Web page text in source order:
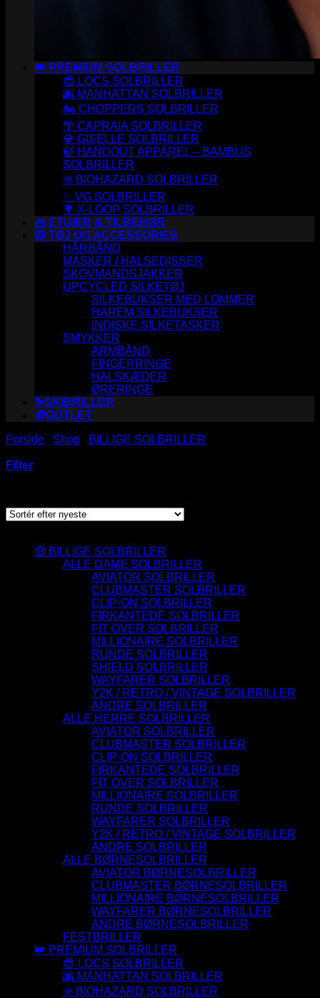
👑 PREMIUM SOLBRILLER
😎 LOCS SOLBRILLER
🌆 MANHATTAN SOLBRILLER
🏍️ CHOPPERS SOLBRILLER
🌴 CAPRAIA SOLBRILLER
💎 GISELLE SOLBRILLER
🍃 HANDOUT APPAREL – BAMBUS
SOLBRILLER
☣️ BIOHAZARD SOLBRILLER
✨ VG SOLBRILLER
🌳 X-LOOP SOLBRILLER
👜 ETUIER & TILBEHØR
🧥 TØJ OG ACCESSORIES
HÅRBÅND
MASKER / HALSEDISSER
SKOVMANDSJAKKER
UPCYCLED SILKETØJ
SILKEBUKSER MED LOMMER
HAREM SILKEBUKSER
INDISKE SILKETASKER
SMYKKER
ARMBÅND
FINGERRINGE
HALSKÆDER
ØRERINGE
⛷️SKIBRILLER
🪙OUTLET
Forside
Shop BILLIGE SOLBRILLER
Filter
🤑 BILLIGE SOLBRILLER
ALLE DAME SOLBRILLER
AVIATOR SOLBRILLER
CLUBMASTER SOLBRILLER
CLIP-ON SOLBRILLER
FIRKANTEDE SOLBRILLER
FIT OVER SOLBRILLER
MILLIONAIRE SOLBRILLER
RUNDE SOLBRILLER
SHIELD SOLBRILLER
WAYFARER SOLBRILLER
Y2K / RETRO / VINTAGE SOLBRILLER
ANDRE SOLBRILLER
ALLE HERRE SOLBRILLER
AVIATOR SOLBRILLER
CLUBMASTER SOLBRILLER
CLIP-ON SOLBRILLER
FIRKANTEDE SOLBRILLER
FIT OVER SOLBRILLER
MILLIONAIRE SOLBRILLER
RUNDE SOLBRILLER
WAYFARER SOLBRILLER
Y2K / RETRO / VINTAGE SOLBRILLER
ANDRE SOLBRILLER
ALLE BØRNESOLBRILLER
AVIATOR BØRNESOLBRILLER
CLUBMASTER BØRNESOLBRILLER
MILLIONAIRE BØRNESOLBRILLER
WAYFARER BØRNESOLBRILLER
ANDRE BØRNESOLBRILLER
FESTBRILLER
👑 PREMIUM SOLBRILLER
😎 LOCS SOLBRILLER
🌆 MANHATTAN SOLBRILLER
☣️ BIOHAZARD SOLBRILLER